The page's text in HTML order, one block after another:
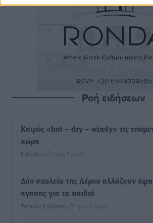
Ροή ειδήσεων
Καιρός «hot – dry – windy» τις
χώρα
Ειδήσεις πριν 7 ώρες
Δύο σχολεία της Λέρου αλλάζουν
αγάπης για τα παιδιά
Τοπικές Ειδήσεις πριν 8 ώρες